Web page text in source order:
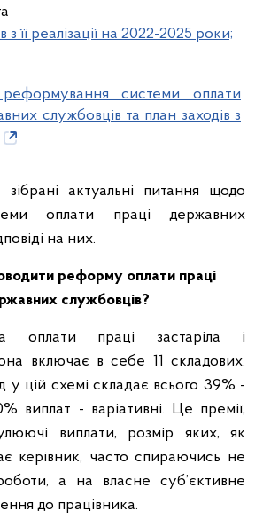
з її реалізації на 2022-2025 роки;
реформування системи оплати
службовців та план заходів з
зібрані актуальні питання щодо
оплати праці державних
на них.
реформу оплати праці
службовців?
оплати праці застаріла і
включає в себе 11 складових.
у цій схемі складає всього 39% -
виплат - варіативні. Це премії,
виплати, розмір яких, як
керівник, часто спираючись не
а на власне суб’єктивне
до працівника.